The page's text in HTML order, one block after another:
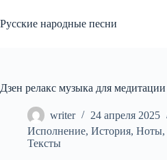
к
сути
Русские народные песни
Дзен релакс музыка для медитации
writer
24 апреля 2025
Исполнение, История, Ноты,
Тексты